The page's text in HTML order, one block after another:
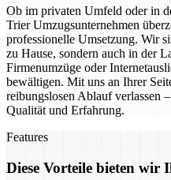
Ob im privaten Umfeld oder in
Trier Umzugsunternehmen
professionelle Umsetzung. Wir
zu Hause, sondern auch in der
Firmenumzüge oder
bewältigen. Mit uns an Ihrer
reibungslosen Ablauf verlassen
Qualität und Erfahrung.
Features
Diese Vorteile bieten wir